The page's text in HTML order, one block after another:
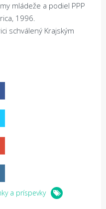
mládeže a podiel PPP
1996.
schválený Krajským
a príspevky